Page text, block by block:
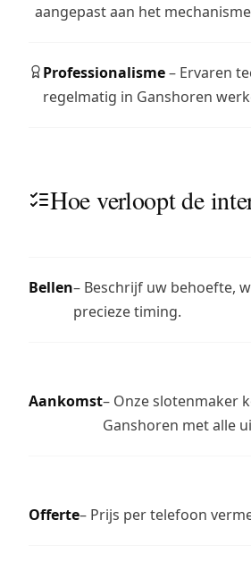
aangepast aan het
Professionalisme– Ervaren
regelmatig in Ganshoren
Hoe verloopt de
Bellen– Beschrijf uw behoefte,
precieze timing.
Aankomst– Onze slotenmaker
Ganshoren met alle
Offerte– Prijs per telefoon